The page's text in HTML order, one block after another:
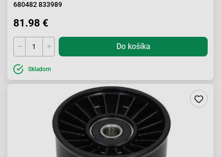
680482 833989
81.98 €
Do košíka
Skladom